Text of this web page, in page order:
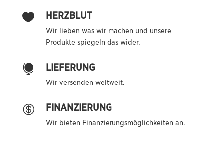
 HERZBLUT
Wir lieben was wir machen und unsere
Produkte spiegeln das wider.
 LIEFERUNG
Wir versenden weltweit.
 FINANZIERUNG
Wir bieten Finanzierungsmöglichkeiten an.